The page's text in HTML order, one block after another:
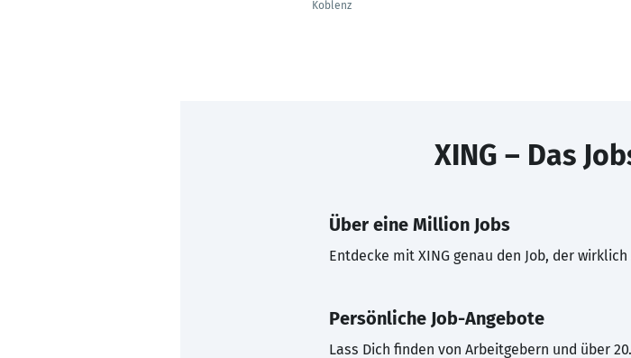
Koblenz
XING – Das
Über eine Million Jobs
Entdecke mit XING genau den Job, der
Persönliche Job-Angebote
Lass Dich finden von Arbeitgebern und über